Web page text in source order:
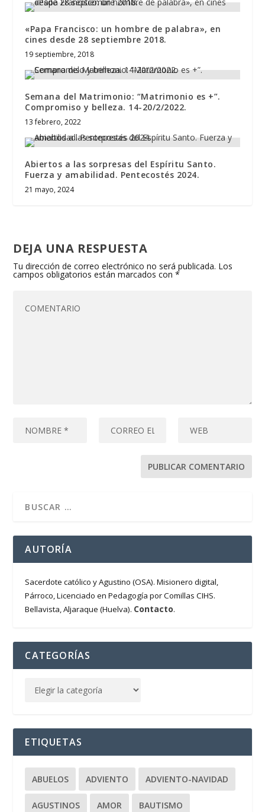
«Papa Francisco: un hombre de palabra», en
cines desde 28 septiembre 2018.
19 septiembre, 2018
Semana del Matrimonio: “Matrimonio es +”.
Compromiso y belleza. 14-20/2/2022.
13 febrero, 2022
Abiertos a las sorpresas del Espíritu Santo.
Fuerza y amabilidad. Pentecostés 2024.
21 mayo, 2024
DEJA UNA RESPUESTA
Tu dirección de correo electrónico no será publicada. Los
campos obligatorios están marcados con*
AUTORÍA
Sacerdote católico y Agustino (OSA). Misionero digital,
Párroco, Licenciado en Pedagogía por Comillas CIHS.
Bellavista, Aljaraque (Huelva). Contacto.
CATEGORÍAS
ETIQUETAS
ABUELOS ADVIENTO ADVIENTO-NAVIDAD
AGUSTINOS AMOR BAUTISMO